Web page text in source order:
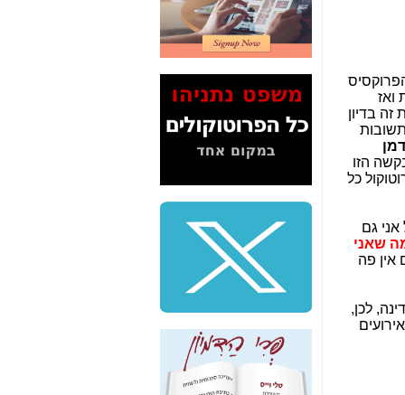
ואז
בדיון
הזו
כל
גם
שאני
אין פה
לכן,
2" על תעלולי השר
משה כחלון -כאן
המשך חשיפת הבלוף
ששמו "מהפיכת
הסלולר" ואיך מסרסים
כאן
סיכום ביקור בסיליקון
משקיעות ומפתחות
באותם תחומים -כאן
שלמה פילבר (עד
לאחרונה מנכ"ל משרד
התקשורת) - עד
מדינה? הצחקתם
"יש אפליה בחקירה"?
חשיפה: למה השר
משה כחלון לא נחקר
עד היום? -
כאן